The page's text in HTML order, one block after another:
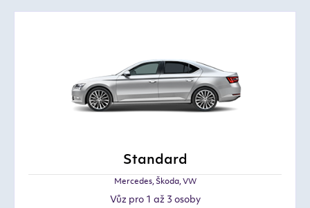
Standard
Mercedes, Škoda, VW
Vůz pro 1 až 3 osoby